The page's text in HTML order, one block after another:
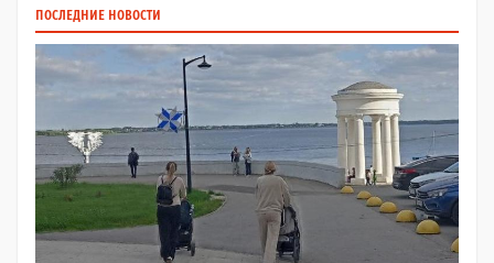
ПОСЛЕДНИЕ НОВОСТИ